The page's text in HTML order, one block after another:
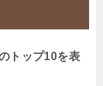
トップ10を表